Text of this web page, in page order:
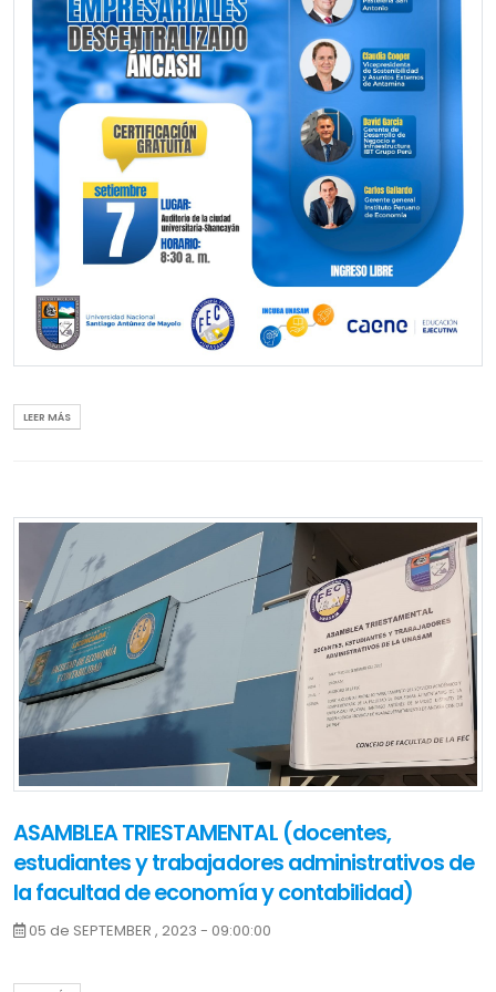
Se otorgará certificación gratuita.
LEER MÁS
ASAMBLEA TRIESTAMENTAL (docentes,
estudiantes y trabajadores administrativos de
la facultad de economía y contabilidad)
05 de SEPTEMBER , 2023 - 09:00:00